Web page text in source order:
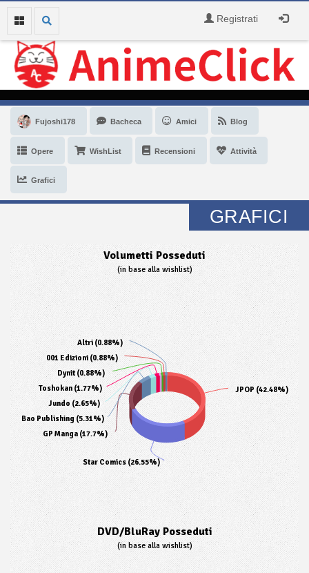
Registrati
Fujoshi178 Bacheca Amici Blog
Opere WishList Recensioni Attività
Grafici
GRAFICI
Volumetti Posseduti
(in base alla wishlist)
JPOP (42.48%)
Star Comics (26.55%)
GP Manga (17.7%)
Bao Publishing (5.31%)
Jundo (2.65%)
Toshokan (1.77%)
Dynit (0.88%)
001 Edizioni (0.88%)
Altri (0.88%)
DVD/BluRay Posseduti
(in base alla wishlist)